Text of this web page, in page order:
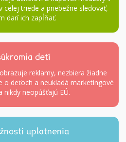
celej triede a priebežne sledovať,
darí ich zapĺňať.
detí
reklamy, nezbiera žiadne
o deťoch a neukladá marketingové
nikdy neopúšťajú EÚ.
uplatnenia